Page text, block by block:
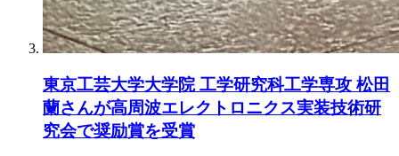
東京工芸大学大学院 工学研究科工学専攻 松田
蘭さんが高周波エレクトロニクス実装技術研
究会で奨励賞を受賞